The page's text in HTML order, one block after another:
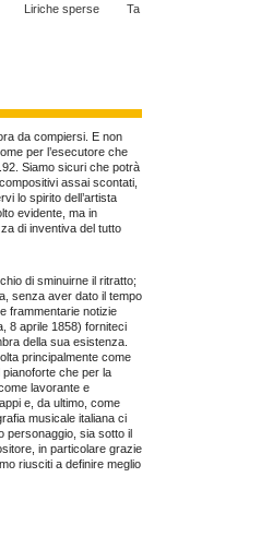
Liriche sperse Ta Tria Legonta
da compiersi. E non
per l’esecutore che
Siamo sicuri che potrà
assai scontati,
lo spirito dell’artista
evidente, ma in
di inventiva del tutto
di sminuirne il ritratto;
senza aver dato il tempo
frammentarie notizie
8 aprile 1858) forniteci
della sua esistenza.
principalmente come
che per la
lavorante e
e, da ultimo, come
musicale italiana ci
personaggio, sia sotto il
in particolare grazie
riusciti a definire meglio